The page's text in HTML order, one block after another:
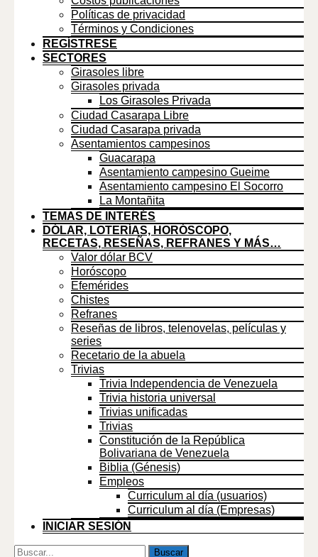
Políticas de privacidad
Términos y Condiciones
REGÍSTRESE
SECTORES
Girasoles libre
Girasoles privada
Los Girasoles Privada
Ciudad Casarapa Libre
Ciudad Casarapa privada
Asentamientos campesinos
Guacarapa
Asentamiento campesino Gueime
Asentamiento campesino El Socorro
La Montañita
TEMAS DE INTERÉS
DÓLAR, LOTERÍAS, HORÓSCOPO,
RECETAS, RESEÑAS, REFRANES Y MÁS…
Valor dólar BCV
Horóscopo
Efemérides
Chistes
Refranes
Reseñas de libros, telenovelas, películas y
series
Recetario de la abuela
Trivias
Trivia Independencia de Venezuela
Trivia historia universal
Trivias unificadas
Trivias
Constitución de la República
Bolivariana de Venezuela
Biblia (Génesis)
Empleos
Curriculum al día (usuarios)
Curriculum al día (Empresas)
INICIAR SESIÓN
Buscar